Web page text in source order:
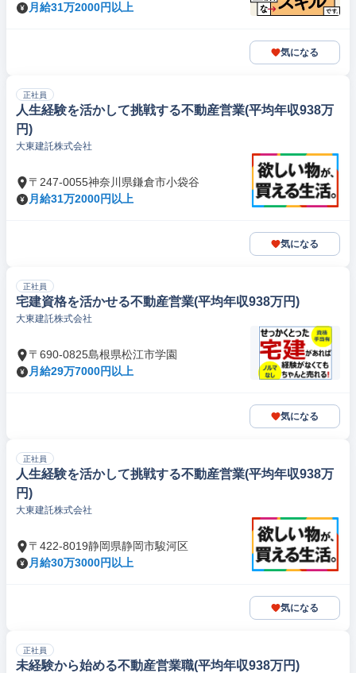
月給31万2000円以上
気になる
正社員
人生経験を活かして挑戦する不動産営業(平均年収938万
円)
大東建託株式会社
〒247-0055神奈川県鎌倉市小袋谷
月給31万2000円以上
気になる
正社員
宅建資格を活かせる不動産営業(平均年収938万円)
大東建託株式会社
〒690-0825島根県松江市学園
月給29万7000円以上
気になる
正社員
人生経験を活かして挑戦する不動産営業(平均年収938万
円)
大東建託株式会社
〒422-8019静岡県静岡市駿河区
月給30万3000円以上
気になる
正社員
未経験から始める不動産営業職(平均年収938万円)